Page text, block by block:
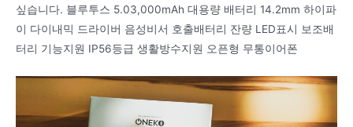
싶습니다. 블루투스 5.03,000mAh 대용량 배터리 14.2mm 하이파
이 다이내믹 드라이버 음성비서 호출배터리 잔량 LED표시 보조배
터리 기능지원 IP56등급 생활방수지원 오픈형 무통이어폰